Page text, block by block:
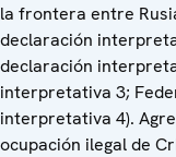
la frontera entre
declaración
declaración
interpretativa 3;
interpretativa 4).
ocupación ilegal de